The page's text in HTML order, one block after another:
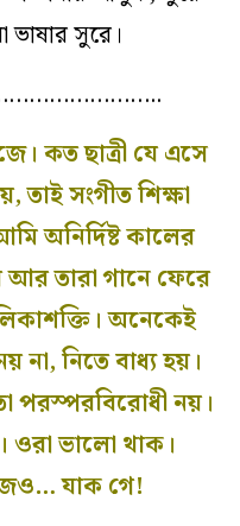
সুরে।
কত ছাত্রী যে এসে
সংগীত শিক্ষা
অনির্দিষ্ট কালের
আর তারা গানে ফেরে
অনেকেই
না, নিতে বাধ্য হয়।
নয়।
ওরা ভালো থাক।
যাক গে!